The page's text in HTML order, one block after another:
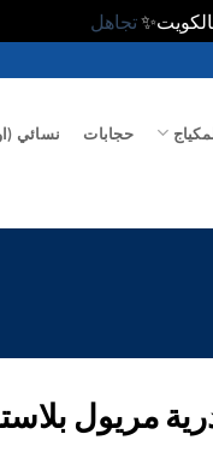
تجاهل
حجابات نسائي
مريول